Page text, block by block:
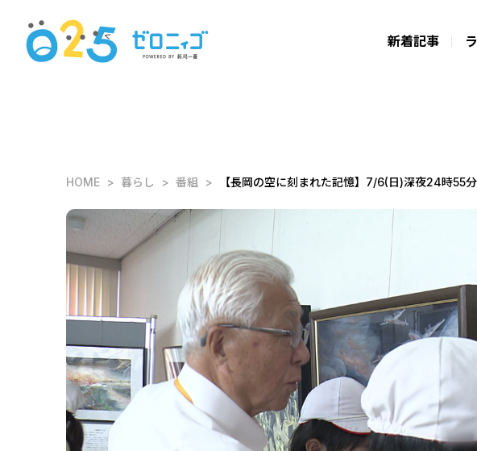
新着記事
HOME 暮らし 番組 【長岡の空に刻まれた記憶】7/6(日)深夜24時55